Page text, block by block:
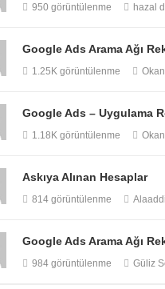
950 görüntülenme hazal
Google Ads Arama Ağı
1.25K görüntülenme
Google Ads – Uygulama
1.18K görüntülenme
Askıya Alınan Hesaplar
814 görüntülenme
Google Ads Arama Ağı
984 görüntülenme Güliz